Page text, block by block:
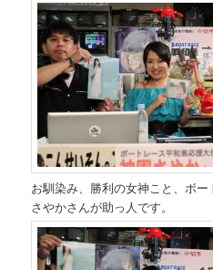
お馴染み、勝利の女神こと、ボ
さやかさんが助っ人です。